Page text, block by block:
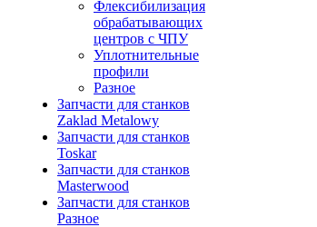
Флексибилизация
обрабатывающих
центров с ЧПУ
Уплотнительные
профили
Разное
Запчасти для станков
Zaklad Metalowy
Запчасти для станков
Toskar
Запчасти для станков
Masterwood
Запчасти для станков
Разное